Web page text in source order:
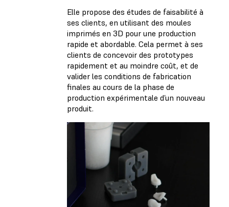
Elle propose des études de faisabilité à
ses clients, en utilisant des moules
imprimés en 3D pour une production
rapide et abordable. Cela permet à ses
clients de concevoir des prototypes
rapidement et au moindre coût, et de
valider les conditions de fabrication
finales au cours de la phase de
production expérimentale d’un nouveau
produit.